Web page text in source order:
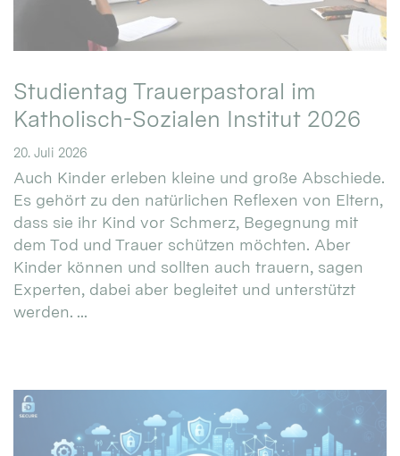
Studientag Trauerpastoral im
Katholisch-Sozialen Institut 2026
20. Juli 2026
Auch Kinder erleben kleine und große Abschiede.
Es gehört zu den natürlichen Reflexen von Eltern,
dass sie ihr Kind vor Schmerz, Begegnung mit
dem Tod und Trauer schützen möchten. Aber
Kinder können und sollten auch trauern, sagen
Experten, dabei aber begleitet und unterstützt
werden. ...